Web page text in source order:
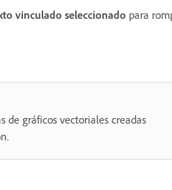
vinculado seleccionado para
de gráficos vectoriales creadas